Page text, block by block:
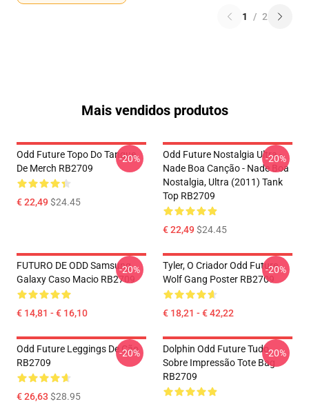
1 / 2
Mais vendidos produtos
Odd Future Topo Do Tanque
De Merch RB2709
€ 22,49$24.45
-20%
Odd Future Nostalgia Ultra -
Nade Boa Canção - Nade Boa
Nostalgia, Ultra (2011) Tank
Top RB2709
€ 22,49$24.45
-20%
FUTURO DE ODD Samsung
Galaxy Caso Macio RB2709
€ 14,81 - € 16,10
-20%
Tyler, O Criador Odd Future
Wolf Gang Poster RB2709
€ 18,21 - € 42,22
-20%
Odd Future Leggings De Cão
RB2709
€ 26,63 $28.95
-20%
Dolphin Odd Future Tudo
Sobre Impressão Tote Bag
RB2709
-20%